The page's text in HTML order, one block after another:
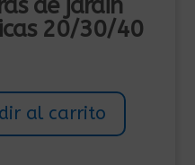
de jardin
20/30/40
al carrito